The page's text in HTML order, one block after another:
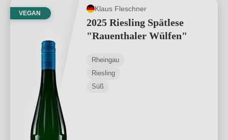
VEGAN
Klaus Fleschner
2025 Riesling Spätlese
"Rauenthaler Wülfen"
Rheingau
Riesling
Süß